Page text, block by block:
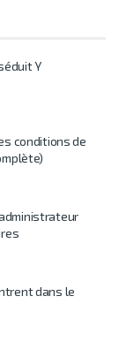
Y
conditions de
dans le